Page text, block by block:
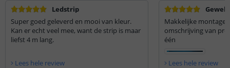
Ledstrip
Super goed geleverd en mooi van kleur.
Kan er echt veel mee, want de strip is maar
liefst 4 m lang.
Lees hele review
Makkelijke montage
omschrijving van
één
Lees hele review